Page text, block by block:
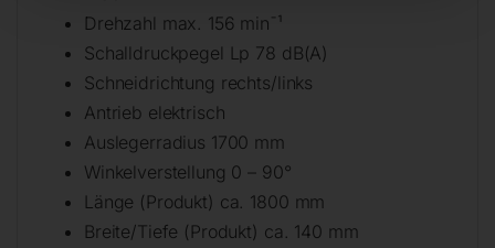
Drehzahl max. 156 min¯¹
Schalldruckpegel Lp 78 dB(A)
Schneidrichtung rechts/links
Antrieb elektrisch
Auslegerradius 1700 mm
Winkelverstellung 0 – 90°
Länge (Produkt) ca. 1800 mm
Breite/Tiefe (Produkt) ca. 140 mm